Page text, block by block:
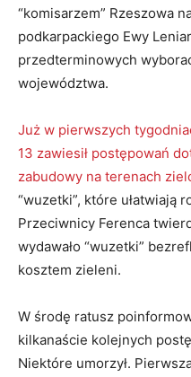
“komisarzem” Rzeszowa
podkarpackiego Ewy
przedterminowych
województwa.
Już w pierwszych
13 zawiesił postępowań
zabudowy na terenach
“wuzetki”, które ułatwiają
Przeciwnicy Ferenca
wydawało “wuzetki”
kosztem zieleni.
W środę ratusz
kilkanaście kolejnych
Niektóre umorzył.